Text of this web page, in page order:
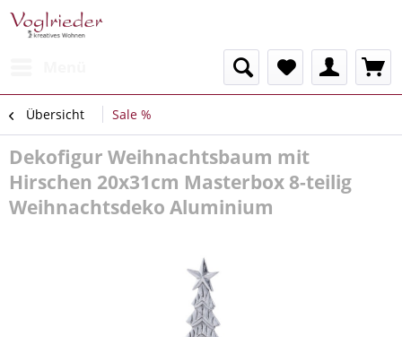
Übersicht Sale %
Dekofigur Weihnachtsbaum mit
Hirschen 20x31cm Masterbox 8-teilig
Weihnachtsdeko Aluminium